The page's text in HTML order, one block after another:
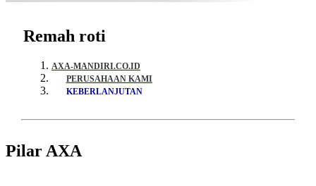
Remah roti
AXA-MANDIRI.CO.ID
PERUSAHAAN KAMI
KEBERLANJUTAN
Pilar AXA